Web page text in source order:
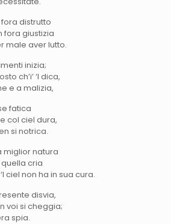
distrutto
fora giustizia
male aver lutto.
inizia;
ch’i’ ‘l dica,
e a malizia,
fatica
col ciel dura,
si notrica.
miglior natura
cria
ciel non ha in sua cura.
disvia,
voi si cheggia;
spia.